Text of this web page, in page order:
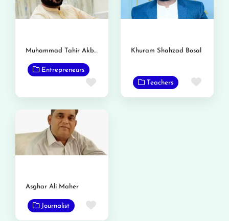
Muhammad Tahir Akbar Gondal
Entrepreneurs
Favorite
Khuram Shahzad Bosal
Teachers
Asghar Ali Maher
Journalist Favorite